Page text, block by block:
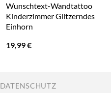
Wunschtext-Wandtattoo
Kinderzimmer Glitzerndes
Einhorn
19,99€
DATENSCHUTZ